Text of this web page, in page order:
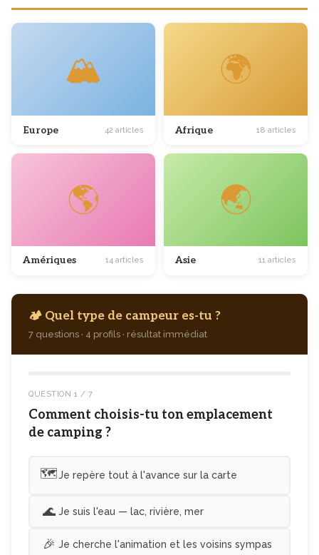
🏔️
Europe 42 articles
🌍
Afrique 18 articles
🌎
Amériques 14 articles
🌏
Asie 11 articles
🏕️ Quel type de campeur es-tu ?
7 questions · 4 profils · résultat immédiat
QUESTION 1 / 7
Comment choisis-tu ton emplacement
de camping ?
🗺️Je repère tout à l'avance sur la carte
🌊 Je suis l'eau — lac, rivière, mer
🎉 Je cherche l'animation et les voisins sympas